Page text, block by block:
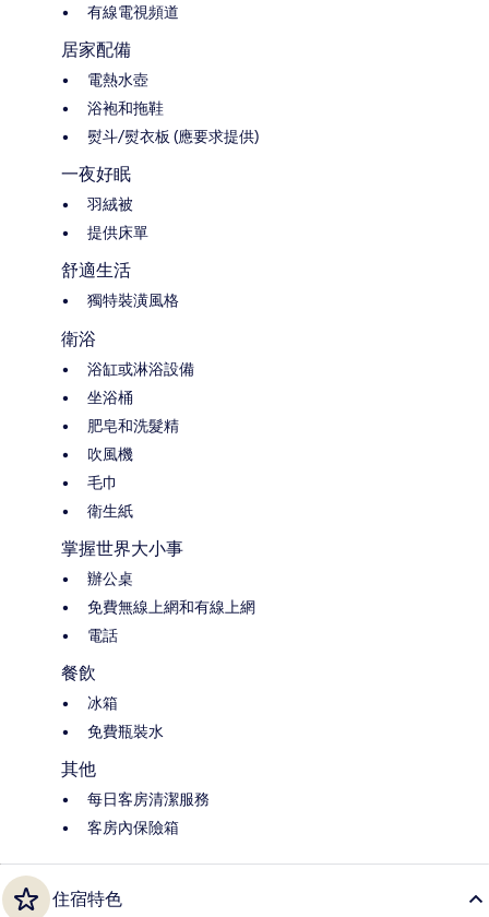
有線電視頻道
居家配備
電熱水壺
浴袍和拖鞋
熨斗/熨衣板 (應要求提供)
一夜好眠
羽絨被
提供床單
舒適生活
獨特裝潢風格
衛浴
浴缸或淋浴設備
坐浴桶
肥皂和洗髮精
吹風機
毛巾
衛生紙
掌握世界大小事
辦公桌
免費無線上網和有線上網
電話
餐飲
冰箱
免費瓶裝水
其他
每日客房清潔服務
客房內保險箱
住宿特色